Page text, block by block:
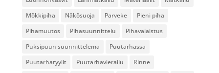
Mökkipiha
Näkösuoja Parveke
Pieni piha
Pihamuutos
Pihasuunnittelu
Pihavalaistus
Puksipuun suunnittelema
Puutarhassa
Puutarhatyylit
Puutarhavierailu
Rinne